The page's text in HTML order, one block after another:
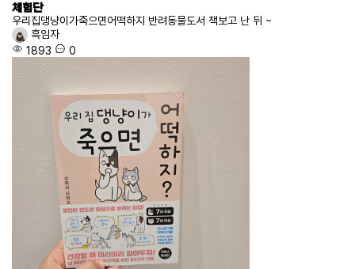
체험단
우리집댕냥이가죽으면어떡하지 반려동물도서 책보고 난 뒤 ~
흑임자
1893
0